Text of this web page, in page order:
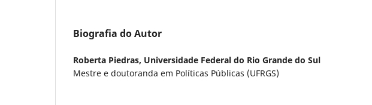
Biografia do Autor
Roberta Piedras, Universidade Federal do Rio Grande do Sul
Mestre e doutoranda em Políticas Públicas (UFRGS)